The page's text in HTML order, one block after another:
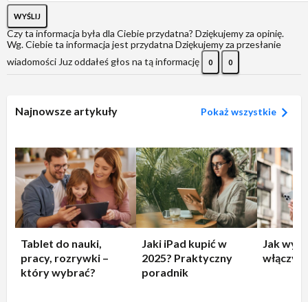
WYŚLIJ
Czy ta informacja była dla Ciebie przydatna? Dziękujemy za opinię.
Wg. Ciebie ta informacja jest przydatna Dziękujemy za przesłanie
wiadomości Juz oddałeś głos na tą informację 0 0
Najnowsze artykuły Pokaż wszystkie
Tablet do nauki,
pracy, rozrywki –
który wybrać?
Jaki iPad kupić w
2025? Praktyczny
poradnik
Jak
włączyć